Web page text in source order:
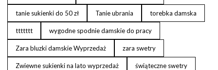
tanie sukienki do 50 zł Tanie ubrania torebka damska
ttttttt wygodne spodnie damskie do pracy
Zara bluzki damskie Wyprzedaż zara swetry
Zwiewne sukienki na lato wyprzedaż świąteczne swetry